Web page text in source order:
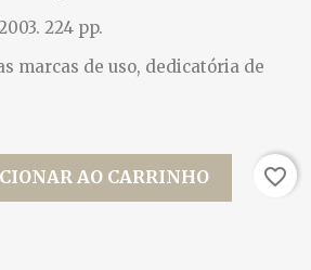
224 pp.
marcas de uso, dedicatória de
AO CARRINHO favorite_border